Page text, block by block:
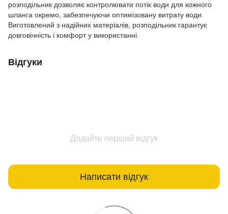
розподільник дозволяє контролювати потік води для кожного
шланга окремо, забезпечуючи оптимізовану витрату води.
Виготовлений з надійних матеріалів, розподільник гарантує
довговічність і комфорт у використанні.
Відгуки
Додайте перший відгук
Написати відгук